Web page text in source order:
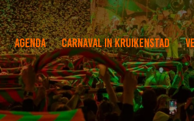
Agenda Carnaval in Kruikenstad